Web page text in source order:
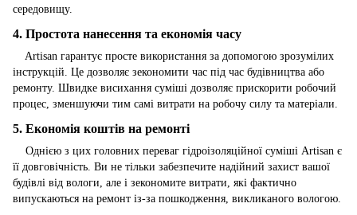
середовищу.
4. Простота нанесення та економія часу
Artisan гарантує просте використання за допомогою зрозумілих
інструкцій. Це дозволяє зекономити час під час будівництва або
ремонту. Швидке висихання суміші дозволяє прискорити робочий
процес, зменшуючи тим самі витрати на робочу силу та матеріали.
5. Економія коштів на ремонті
Однією з цих головних переваг гідроізоляційної суміші Artisan є
її довговічність. Ви не тільки забезпечите надійний захист вашої
будівлі від вологи, але і зекономите витрати, які фактично
випускаються на ремонт із-за пошкодження, викликаного вологою.